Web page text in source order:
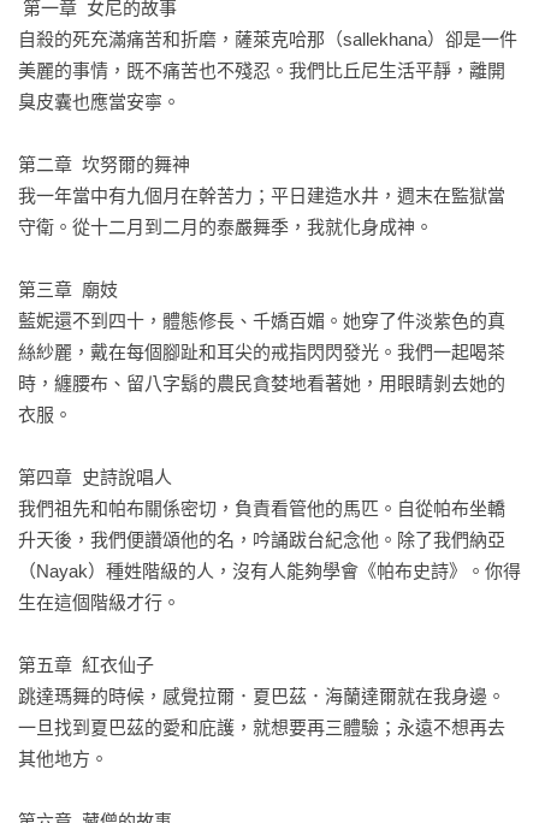
威廉．達爾林普是個能文擅寫的歷史學者，堪稱稀有之寶。
——薩爾曼．魯西迪(Salman Rushdie)
當今最受稱譽的旅行作家，莫過於機智慧黠、明察秋毫、孜孜
——《金融時報》
達爾林普依然無可匹敵。
達爾林普輕易取代了英國旅行作家羅勃．拜倫(Robert Byron)和
派翠克．弗莫(Patrick Leigh Fermor) 的地位。
——《衛報》年度好書選
——麥克斯．哈斯丁(Max Hastings)，《週日泰晤士報》
達爾林普之所以與眾不同，在於他對主題的津津樂道。每一頁
都散發出他對印度的愛。他的研究深入，他的熱情具感染力，
他是無與倫比的嚮導。
——《文學評論》
任何一個如此才氣橫發、受人讚揚、喝采、喜愛的傑出旅行作
家，必然擁有許多非比尋常的特點，威廉．達爾林普堪稱箇中
第一章  女尼的故事
自殺的死充滿痛苦和折磨，薩萊克哈那（sallekhana）卻是一件
美麗的事情，既不痛苦也不殘忍。我們比丘尼生活平靜，離開
臭皮囊也應當安寧。
第二章  坎努爾的舞神
我一年當中有九個月在幹苦力；平日建造水井，週末在監獄當
守衛。從十二月到二月的泰嚴舞季，我就化身成神。
第三章  廟妓
藍妮還不到四十，體態修長、千嬌百媚。她穿了件淡紫色的真
絲紗麗，戴在每個腳趾和耳尖的戒指閃閃發光。我們一起喝茶
時，纏腰布、留八字鬍的農民貪婪地看著她，用眼睛剝去她的
衣服。
第四章  史詩說唱人
我們祖先和帕布關係密切，負責看管他的馬匹。自從帕布坐轎
升天後，我們便讚頌他的名，吟誦跋台紀念他。除了我們納亞
（Nayak）種姓階級的人，沒有人能夠學會《帕布史詩》。你得
生在這個階級才行。
第五章  紅衣仙子
跳達瑪舞的時候，感覺拉爾．夏巴茲．海蘭達爾就在我身邊。
一旦找到夏巴茲的愛和庇護，就想要再三體驗；永遠不想再去
其他地方。